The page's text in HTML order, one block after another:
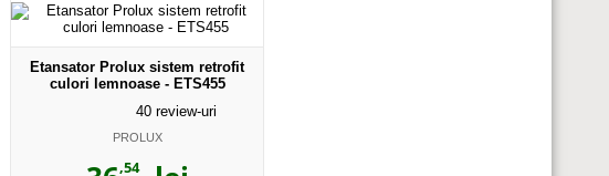
Etansator Prolux sistem retrofit
culori lemnoase - ETS455
40review-uri
PROLUX
,54